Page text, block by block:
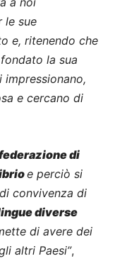
le sue
e, ritenendo che
la sua
e cercano di
di
e perciò si
convivenza di
diverse
di avere dei
altri Paesi”,